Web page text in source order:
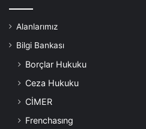
Alanlarımız
Bilgi Bankası
Borçlar Hukuku
Ceza Hukuku
CİMER
Frenchasıng